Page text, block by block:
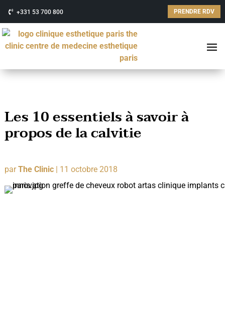
+331 53 700 800 PRENDRE RDV
Les 10 essentiels à savoir à
propos de la calvitie
parThe Clinic| 11 octobre 2018